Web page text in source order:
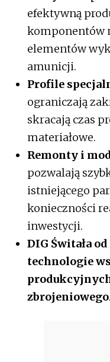
efektywną
komponentów
elementów
amunicji.
Profile
ograniczają
skracają czas
materiałowe.
Remonty i
pozwalają
istniejącego
konieczności
inwestycji.
DIG Świtała
technologie
zbrojeniowego.